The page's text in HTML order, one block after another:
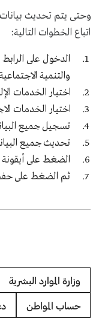
وحتى يتم تحديث بيانات
اتباع الخطوات التالية:
الدخول على الرابط
والتنمية الاجتماعية.
اختيار الخدمات
اختيار الخدمات
تسجيل جميع البيانات
تحديث جميع البيانات
الضغط على أيقونة
ثم الضغط على حفظ
وزارة الموارد البشرية
حساب المواطن